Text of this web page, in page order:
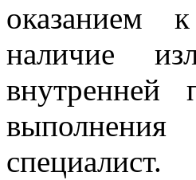
оказанием
наличие
внутренней
специалист.